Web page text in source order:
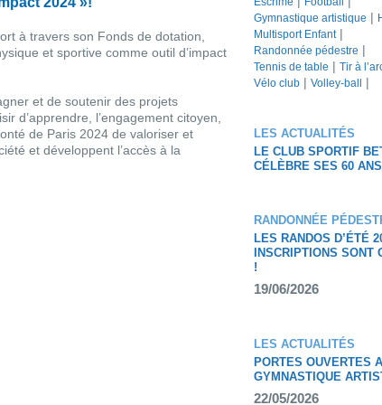
à travers son Fonds de dotation,
et sportive comme outil d’impact
et de soutenir des projets
d’apprendre, l’engagement citoyen,
de Paris 2024 de valoriser et
et développent l’accès à la
Gymnastique artistique
Multisport Enfant
Randonnée pédestre
Tennis de table
Tir à
Vélo club
Volley-ball
LES ACTUALITÉS
LE CLUB SPORTIF
CÉLÈBRE SES 60 ANS
RANDONNÉE
LES RANDOS D’ÉTÉ
INSCRIPTIONS SONT
!
19/06/2026
LES ACTUALITÉS
PORTES OUVERTES
GYMNASTIQUE
22/05/2026